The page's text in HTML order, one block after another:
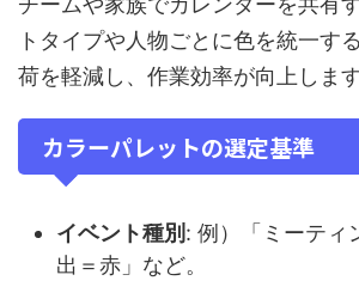
トタイプや人物ごとに色を統一す
荷を軽減し、作業効率が向上します
カラーパレットの選定基準
イベント種別 : 例）「ミーティ
出＝赤」など。